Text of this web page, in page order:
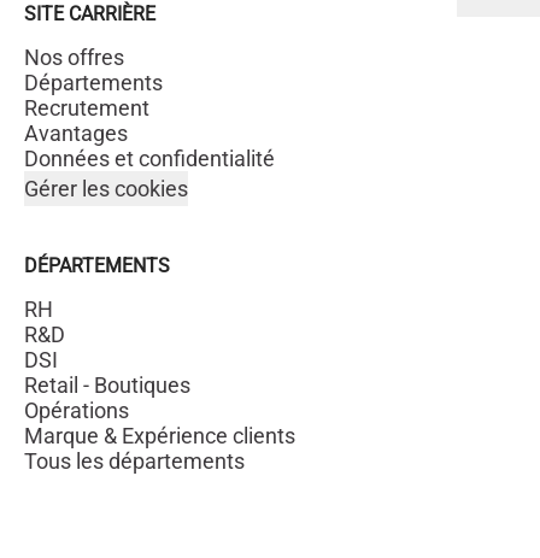
SITE CARRIÈRE
Nos offres
Départements
Recrutement
Avantages
Données et confidentialité
Gérer les cookies
DÉPARTEMENTS
RH
R&D
DSI
Retail - Boutiques
Opérations
Marque & Expérience clients
Tous les départements